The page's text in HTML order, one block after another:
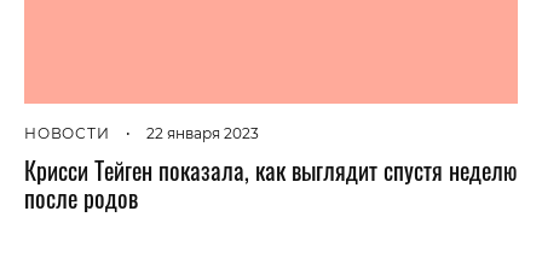
НОВОСТИ • 22 января 2023
Крисси Тейген показала, как выглядит спустя неделю
после родов